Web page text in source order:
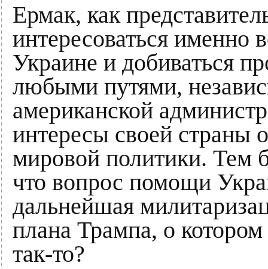
Ермак, как
интересоваться
Украине и добиваться
любыми путями,
американской
интересы своей страны
мировой политики. Тем
что вопрос помощи
дальнейшая
плана Трампа, о
так-то?